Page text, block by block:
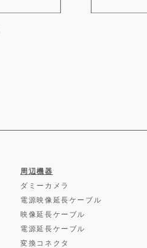
周辺機器
ダミーカメラ
電源映像延長ケーブル
映像延長ケーブル
電源延長ケーブル
変換コネクタ